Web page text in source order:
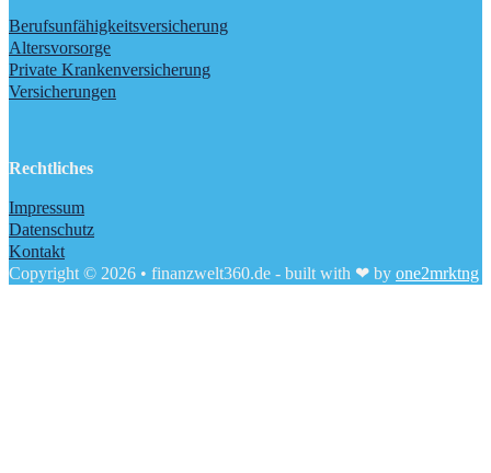
Berufsunfähigkeitsversicherung
Altersvorsorge
Private Krankenversicherung
Versicherungen
Rechtliches
Impressum
Datenschutz
Kontakt
Copyright © 2026 • finanzwelt360.de - built with ❤ by one2mrktng